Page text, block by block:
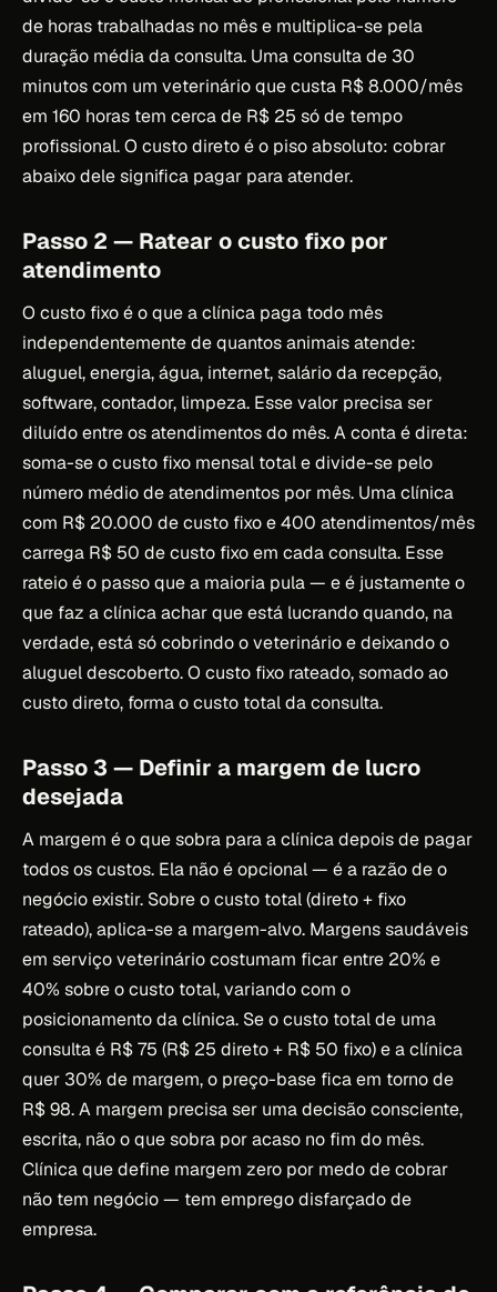
de horas trabalhadas no mês e multiplica-se pela
duração média da consulta. Uma consulta de 30
minutos com um veterinário que custa R$ 8.000/mês
em 160 horas tem cerca de R$ 25 só de tempo
profissional. O custo direto é o piso absoluto: cobrar
abaixo dele significa pagar para atender.
Passo 2 — Ratear o custo fixo por
atendimento
O custo fixo é o que a clínica paga todo mês
independentemente de quantos animais atende:
aluguel, energia, água, internet, salário da recepção,
software, contador, limpeza. Esse valor precisa ser
diluído entre os atendimentos do mês. A conta é direta:
soma-se o custo fixo mensal total e divide-se pelo
número médio de atendimentos por mês. Uma clínica
com R$ 20.000 de custo fixo e 400 atendimentos/mês
carrega R$ 50 de custo fixo em cada consulta. Esse
rateio é o passo que a maioria pula — e é justamente o
que faz a clínica achar que está lucrando quando, na
verdade, está só cobrindo o veterinário e deixando o
aluguel descoberto. O custo fixo rateado, somado ao
custo direto, forma o custo total da consulta.
Passo 3 — Definir a margem de lucro
desejada
A margem é o que sobra para a clínica depois de pagar
todos os custos. Ela não é opcional — é a razão de o
negócio existir. Sobre o custo total (direto + fixo
rateado), aplica-se a margem-alvo. Margens saudáveis
em serviço veterinário costumam ficar entre 20% e
40% sobre o custo total, variando com o
posicionamento da clínica. Se o custo total de uma
consulta é R$ 75 (R$ 25 direto + R$ 50 fixo) e a clínica
quer 30% de margem, o preço-base fica em torno de
R$ 98. A margem precisa ser uma decisão consciente,
escrita, não o que sobra por acaso no fim do mês.
Clínica que define margem zero por medo de cobrar
não tem negócio — tem emprego disfarçado de
empresa.